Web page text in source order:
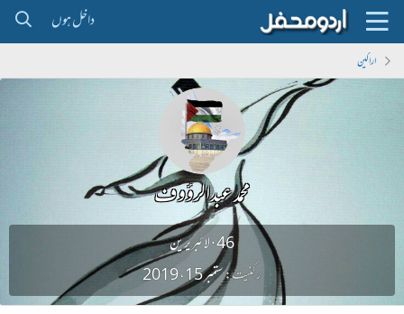
داخل ہوں
اراکین
محمد عبدالرؤوف
لائبریرین·46
رکنیت ستمبر 15، 2019